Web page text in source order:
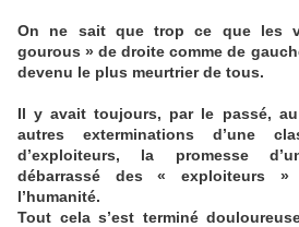
On ne sait que trop ce que les
gourous » de droite comme de
devenu le plus meurtrier de tous.
Il y avait toujours, par le passé,
autres exterminations d’une
d’exploiteurs, la promesse
débarrassé des « exploiteurs
l’humanité.
Tout cela s’est terminé